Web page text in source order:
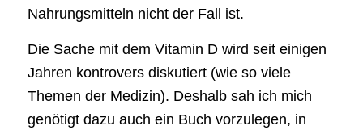
Nahrungsmitteln nicht der Fall ist.
Die Sache mit dem Vitamin D wird seit einigen
Jahren kontrovers diskutiert (wie so viele
Themen der Medizin). Deshalb sah ich mich
genötigt dazu auch ein Buch vorzulegen, in